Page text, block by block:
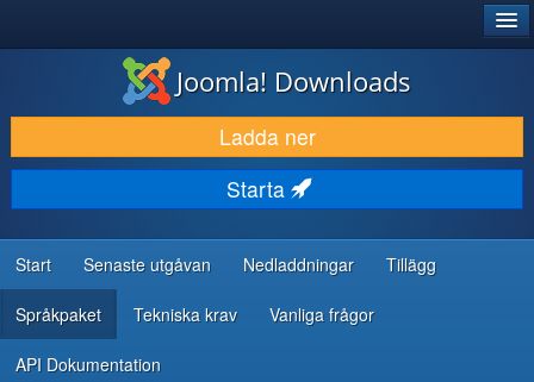
LADDA NER & UTÖKA
UPPTÄCK & LÄR
GEMENSKAP & SUPPORT
RESURSER FÖR UTVECKLARE
Joomla! Downloads
Ladda ner
Starta
Start Senaste utgåvan Nedladdningar Tillägg
Språkpaket Tekniska krav Vanliga frågor
API Dokumentation